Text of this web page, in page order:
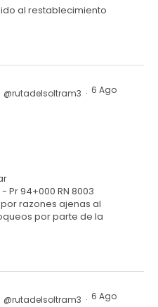
al restablecimiento
@rutadelsoltram3 · 6 Ago
Pr 94+000 RN 8003
razones ajenas al
por parte de la
@rutadelsoltram3 · 6 Ago